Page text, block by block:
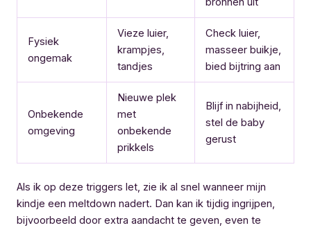
Fysiek
ongemak
Vieze luier,
krampjes,
tandjes
Check luier,
masseer buikje,
bied bijtring aan
Onbekende
omgeving
Nieuwe plek
met
onbekende
prikkels
Blijf in nabijheid,
stel de baby
gerust
Als ik op deze triggers let, zie ik al snel wanneer mijn
kindje een meltdown nadert. Dan kan ik tijdig ingrijpen,
bijvoorbeeld door extra aandacht te geven, even te